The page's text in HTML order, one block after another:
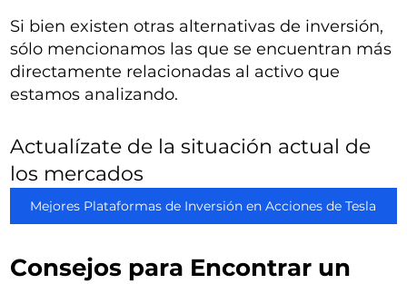
Si bien existen otras alternativas de inversión,
sólo mencionamos las que se encuentran más
directamente relacionadas al activo que
estamos analizando.
Actualízate de la situación actual de
los mercados
Mejores Plataformas de Inversión en Acciones de Tesla
Consejos para Encontrar un